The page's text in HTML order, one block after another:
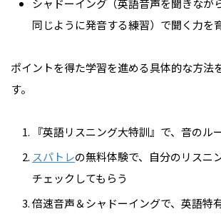
シャドーイング（英語音声を聞きなが
同じように発音する練習）で聞く力を
ポイントを得た学習を進める具体的な方法
す。
『英語リスニング大特訓』で、音のル
スパトレの無料体験で、自分のリスニ
チェックしてもらう
倍速音声＆シャドーイングで、英語特